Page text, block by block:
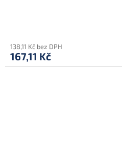
138,11 Kč bez DPH
167,11 Kč